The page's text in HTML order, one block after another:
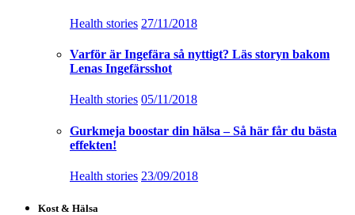
Health stories 27/11/2018
Varför är Ingefära så nyttigt? Läs storyn bakom
Lenas Ingefärsshot
Health stories 05/11/2018
Gurkmeja boostar din hälsa – Så här får du bästa
effekten!
Health stories 23/09/2018
Kost & Hälsa